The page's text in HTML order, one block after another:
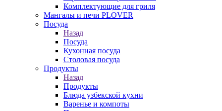
Комплектующие для гриля
Мангалы и печи PLOVER
Посуда
Назад
Посуда
Кухонная посуда
Столовая посуда
Продукты
Назад
Продукты
Блюда узбекской кухни
Варенье и компоты